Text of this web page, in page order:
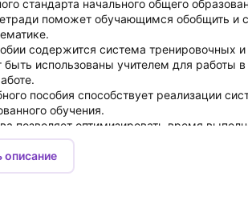
стандарта начального общего
поможет обучающимся обобщить и
содержится система тренировочных
быть использованы учителем для работы
пособия способствует реализации
обучения.
позволяет оптимизировать время
описание